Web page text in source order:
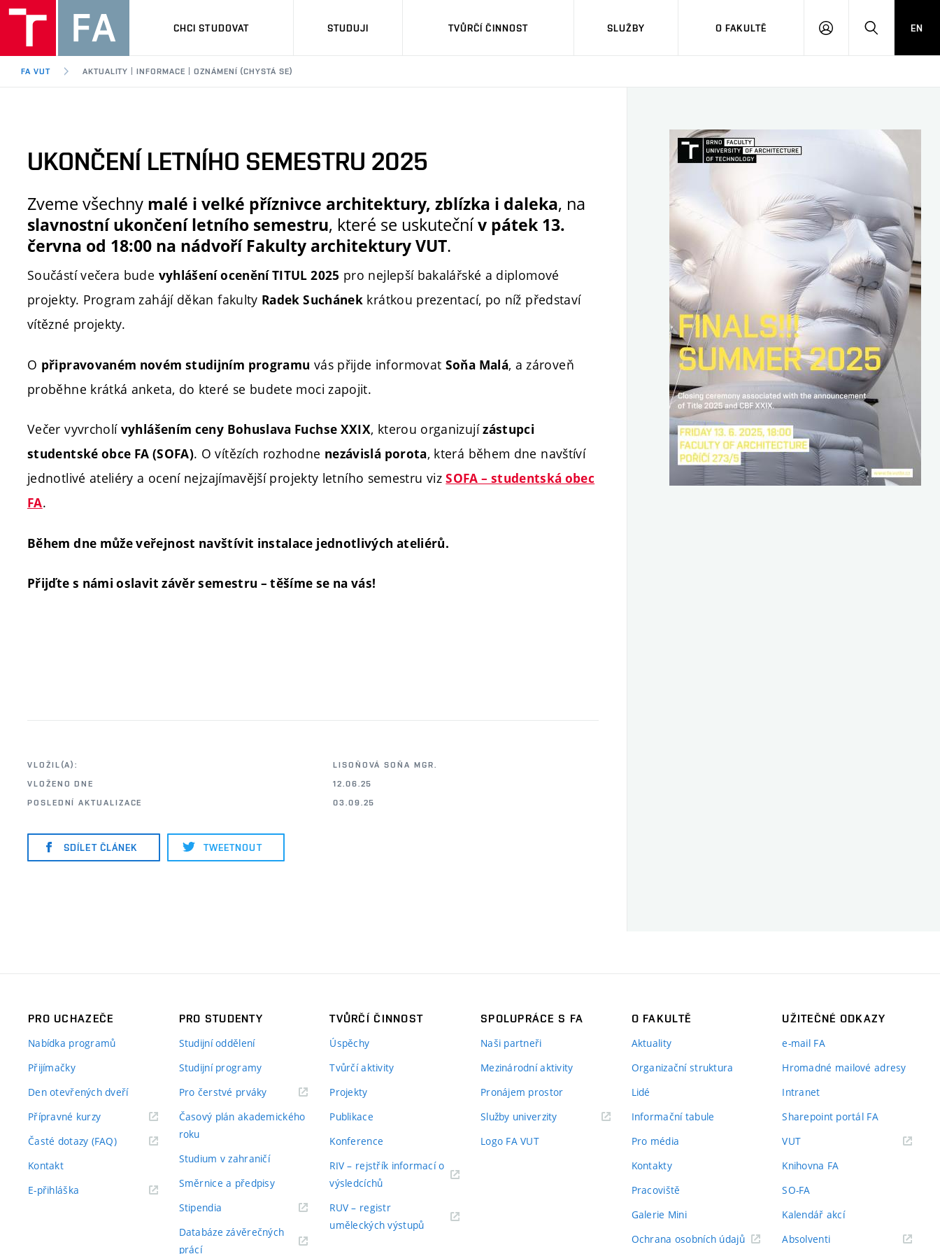
CHCI STUDOVAT STUDUJI TVŮRČÍ ČINNOST SLUŽBY O FAKULTĚ
PŘIHLÁSITHLEDAT
EN
FA VUT AKTUALITY | INFORMACE | OZNÁMENÍ (CHYSTÁ SE)
UKONČENÍ LETNÍHO SEMESTRU 2025
Zveme všechny malé i velké příznivce architektury, zblízka i daleka, na
slavnostní ukončení letního semestru, které se uskutečnív pátek 13.
června od 18:00 na nádvoří Fakulty architektury VUT.
Součástí večera bude vyhlášení ocenění TITUL 2025 pro nejlepší bakalářské a diplomové
projekty. Program zahájí děkan fakulty Radek Suchánek krátkou prezentací, po níž představí
vítězné projekty.
O připravovaném novém studijním programu vás přijde informovat Soňa Malá, a zároveň
proběhne krátká anketa, do které se budete moci zapojit.
Večer vyvrcholí vyhlášením ceny Bohuslava Fuchse XXIX, kterou organizujízástupci
studentské obce FA (SOFA). O vítězích rozhodne nezávislá porota, která během dne navštíví
jednotlivé ateliéry a ocení nejzajímavější projekty letního semestru vizSOFA – studentská obec
FA.
Během dne může veřejnost navštívit instalace jednotlivých ateliérů.
Přijďte s námi oslavit závěr semestru – těšíme se na vás!
VLOŽIL(A):
LISOŇOVÁ SOŇA MGR.
VLOŽENO DNE
12.06.25
POSLEDNÍ AKTUALIZACE
03.09.25
SDÍLET ČLÁNEK TWEETNOUT
PRO UCHAZEČE
Nabídka programů
Přijímačky
Den otevřených dveří
Přípravné kurzy
Časté dotazy (FAQ)
Kontakt
E-přihláška
PRO STUDENTY
Studijní oddělení
Studijní programy
Pro čerstvé prváky
Časový plán akademického
roku
Studium v zahraničí
Směrnice a předpisy
Stipendia
Databáze závěrečných
prácí
TVŮRČÍ ČINNOST
Úspěchy
Tvůrčí aktivity
Projekty
Publikace
Konference
RIV – rejstřík informací o
výsledcíchů
RUV – registr
uměleckých výstupů
SPOLUPRÁCE S FA
Naši partneři
Mezinárodní aktivity
Pronájem prostor
Služby univerzity
Logo FA VUT
O FAKULTĚ
Aktuality
Organizační struktura
Lidé
Informační tabule
Pro média
Kontakty
Pracoviště
Galerie Mini
Ochrana osobních údajů
UŽITEČNÉ ODKAZY
e-mail FA
Hromadné mailové adresy
Intranet
Sharepoint portál FA
VUT(externí
Knihovna FA
SO-FA
Kalendář akcí
Absolventi(externí